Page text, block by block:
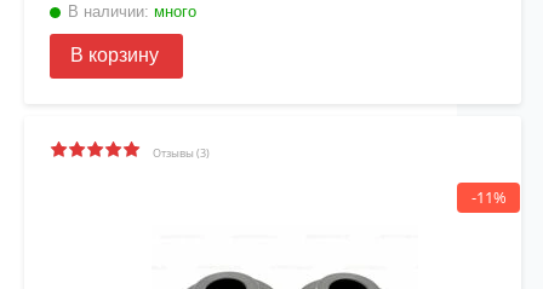
В наличии: много
В корзину
Отзывы (3)
-11%